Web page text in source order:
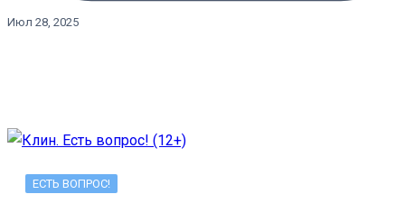
Июл 28, 2025
ЕСТЬ ВОПРОС!